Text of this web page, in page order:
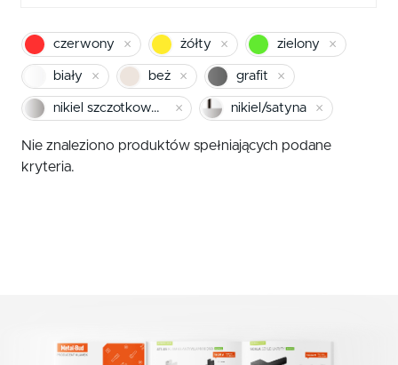
Klamki INOX stal nierdzewna
Klamki premium
Klamki z długim szyldem
Klamki zewnętrzne
chrom
pomarańczowy
czerwony
brąz
czerwony żółty zielony
biały beż grafit
nikiel szczotkowany nikiel/satyna
Nie znaleziono produktów spełniających podane
kryteria.